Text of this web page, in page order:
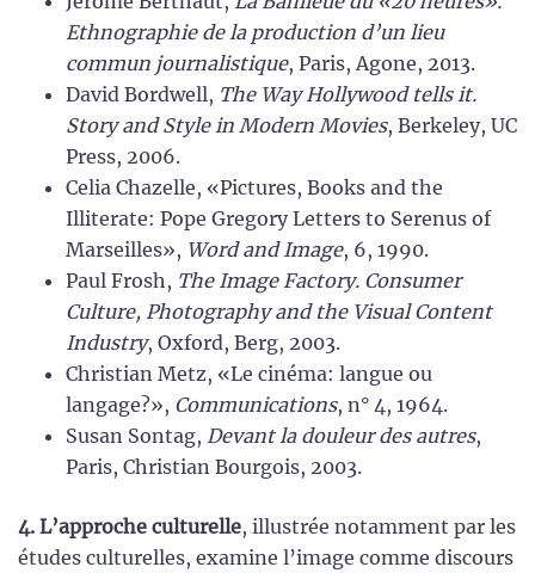
Ethnographie de la production d’un lieu
commun journalistique, Paris, Agone, 2013.
David Bordwell, The Way Hollywood tells it.
Story and Style in Modern Movies, Berkeley, UC
Press, 2006.
Celia Chazelle, «Pictures, Books and the
Illiterate: Pope Gregory Letters to Serenus of
Marseilles», Word and Image, 6, 1990.
Paul Frosh, The Image Factory. Consumer
Culture, Photography and the Visual Content
Industry, Oxford, Berg, 2003.
Christian Metz, «Le cinéma: langue ou
langage?», Communications, n° 4, 1964.
Susan Sontag, Devant la douleur des autres,
Paris, Christian Bourgois, 2003.
4. L’approche culturelle, illustrée notamment par les
études culturelles, examine l’image comme discours